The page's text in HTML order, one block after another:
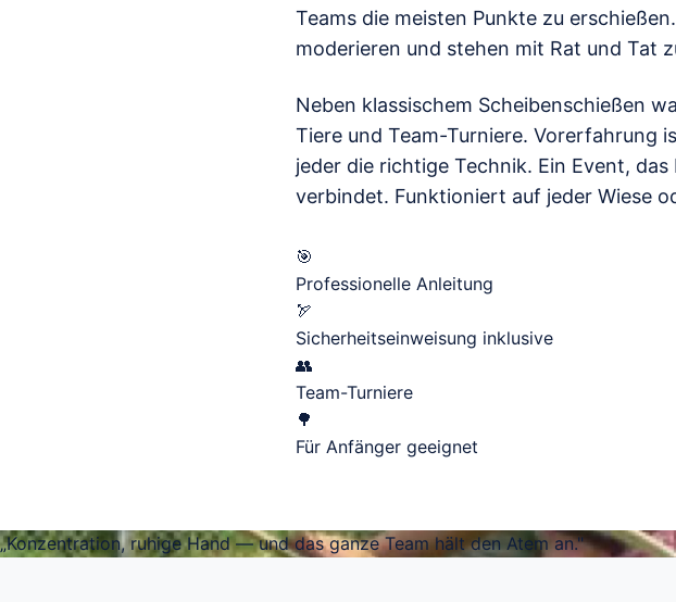
Teams die meisten Punkte zu
moderieren und stehen mit Rat und Tat
Neben klassischem Scheibenschießen
Tiere und Team-Turniere. Vorerfahrung
jeder die richtige Technik. Ein Event,
verbindet. Funktioniert auf jeder Wiese
🎯
Professionelle Anleitung
🏹
Sicherheitseinweisung inklusive
👥
Team-Turniere
🌳
Für Anfänger geeignet
„Konzentration, ruhige Hand — und das ganze Team hält den Atem an."